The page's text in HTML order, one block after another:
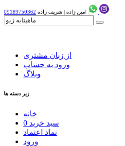
09189750362 امین زاده | شریف زاده
از زبان مشتری
ورود به حساب
وبلاگ
زیر دسته ها
خانه
0 سبد خرید
نماد اعتماد
ورود